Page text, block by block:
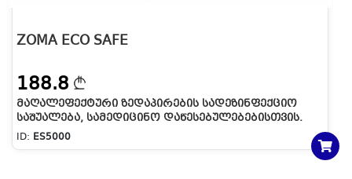
ZOMA ECO SAFE
188.8
ᲛᲐᲦᲐᲚᲔᲤᲔᲥᲢᲣᲠᲘ ᲖᲔᲓᲐᲞᲘᲠᲔᲑᲘᲡ ᲡᲐᲓᲔᲖᲘᲜᲤᲔᲥᲪᲘᲝ
ᲡᲐᲨᲣᲐᲚᲔᲑᲐ, ᲡᲐᲛᲔᲓᲘᲪᲘᲜᲝ ᲓᲐᲬᲔᲡᲔᲑᲣᲚᲔᲑᲔᲑᲘᲡᲗᲕᲘᲡ.
ES5000
ID: ES5000